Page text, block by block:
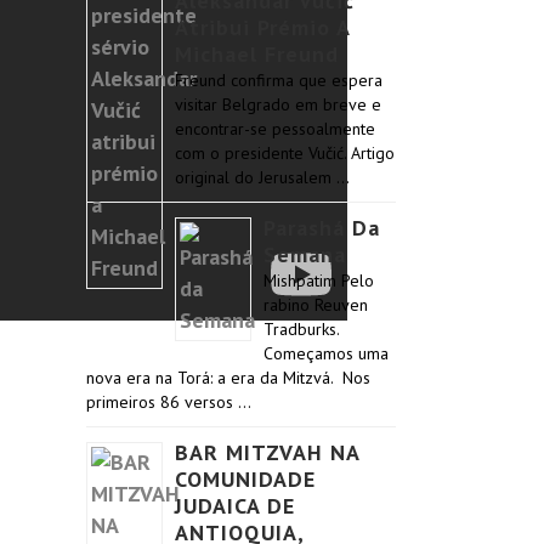
Atribui Prémio A
Freund confirma que espera
visitar Belgrado em breve e
encontrar-se pessoalmente
com o presidente Vučić. Artigo
original do Jerusalem …
Parashá Da
Semana
Mishpatim Pelo
rabino Reuven
Tradburks.
Começamos uma
nova era na Torá: a era da Mitzvá. Nos
primeiros 86 versos …
BAR MITZVAH NA
COMUNIDADE
JUDAICA DE
ANTIOQUIA,